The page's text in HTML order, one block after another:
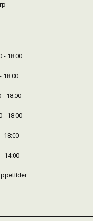
- 18:00
18:00
- 18:00
- 18:00
18:00
14:00